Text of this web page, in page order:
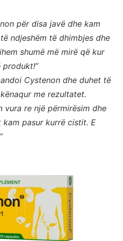
për disa javë dhe kam
ndjeshëm të dhimbjes dhe
shumë më mirë që kur
Cystenon dhe duhet të
me rezultatet.
vura re një përmirësim dhe
kam pasur kurrë cistit. E